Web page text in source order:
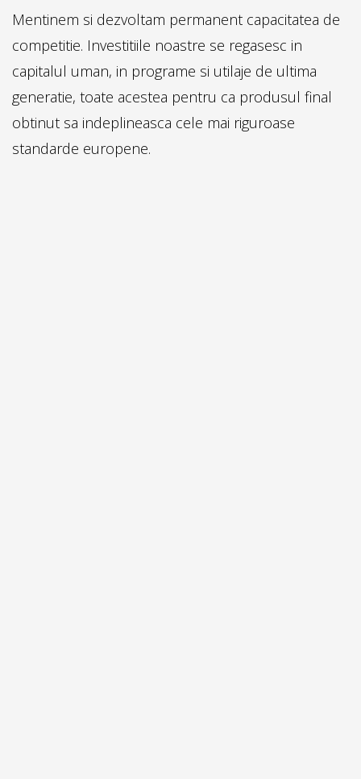
Mentinem si dezvoltam permanent capacitatea de
competitie. Investitiile noastre se regasesc in
capitalul uman, in programe si utilaje de ultima
generatie, toate acestea pentru ca produsul final
obtinut sa indeplineasca cele mai riguroase
standarde europene.